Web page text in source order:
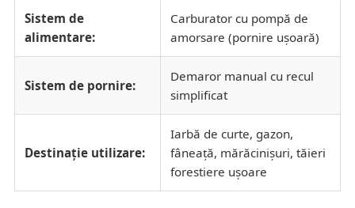
Sistem de
alimentare:
Carburator cu pompă de
amorsare (pornire ușoară)
Sistem de pornire:
Demaror manual cu recul
simplificat
Destinație utilizare:
Iarbă de curte, gazon,
fâneață, mărăcinișuri, tăieri
forestiere ușoare